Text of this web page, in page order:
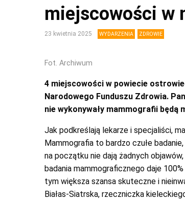
miejscowości w
23 kwietnia 2025 WYDARZENIA ZDROWIE
Fot. Archiwum
4 miejscowości w powiecie
Narodowego Funduszu Zdrowia.
nie wykonywały mammografii
Jak podkreślają lekarze i specjaliści,
Mammografia to bardzo czułe
na początku nie dają żadnych
badania mammograficznego daje
tym większa szansa skuteczne i
Białas-Siatrska, rzeczniczka